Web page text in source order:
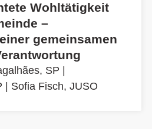
Wohltätigkeit
–
gemeinsamen
SP
Sofia Fisch, JUSO